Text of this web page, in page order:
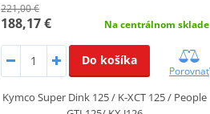
221,00 €
188,17 € Na centrálnom sklade
Do košíka
Porovnať
Kymco Super Dink 125 / K-XCT 125 / People